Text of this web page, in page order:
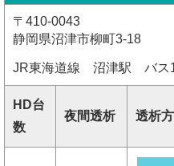
〒410-0043
静岡県沼津市柳町3-18
JR東海道線 沼津駅 バス
HD台
数
夜間透析 透析